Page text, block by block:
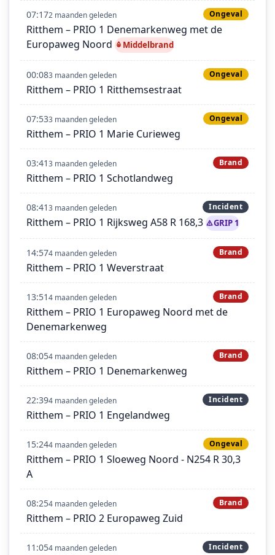
07:172 maanden geleden Ongeval
Ritthem – PRIO 1 Denemarkenweg met de
Europaweg Noord
Middelbrand
00:083 maanden geleden Ongeval
Ritthem – PRIO 1 Ritthemsestraat
07:533 maanden geleden Ongeval
Ritthem – PRIO 1 Marie Curieweg
03:413 maanden geleden Brand
Ritthem – PRIO 1 Schotlandweg
08:413 maanden geleden Incident
Ritthem – PRIO 1 Rijksweg A58 R 168,3 GRIP 1
14:574 maanden geleden Brand
Ritthem – PRIO 1 Weverstraat
13:514 maanden geleden Brand
Ritthem – PRIO 1 Europaweg Noord met de
Denemarkenweg
08:054 maanden geleden Brand
Ritthem – PRIO 1 Denemarkenweg
22:394 maanden geleden Incident
Ritthem – PRIO 1 Engelandweg
15:244 maanden geleden Ongeval
Ritthem – PRIO 1 Sloeweg Noord - N254 R 30,3
A
08:254 maanden geleden Brand
Ritthem – PRIO 2 Europaweg Zuid
11:054 maanden geleden Incident